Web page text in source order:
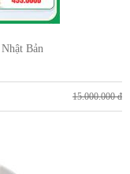
Bản
15.000.000 đ